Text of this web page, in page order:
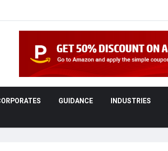
GUIDANCE INDUSTRIES